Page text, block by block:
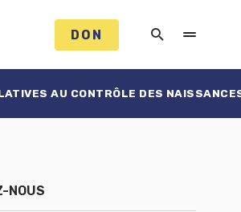
DON
AU CONTRÔLE DES
NOUS